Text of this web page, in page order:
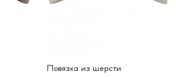
Повязка из шерсти